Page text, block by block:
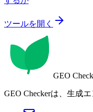
ツールを開く
GEO
GEO Checkerは、生成